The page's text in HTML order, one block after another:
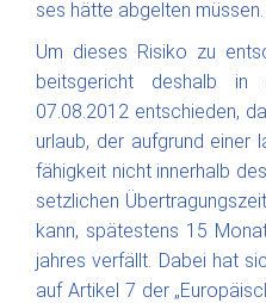
ses hät­te ab­gel­ten müs­sen.
Um die­ses Ri­si­ko zu
beits­ge­richt deshalb in
07.08.2012 ent­schie­den,
ur­laub, der auf­grund ei­ner
fä­hig­keit nicht in­ner­halb
setz­li­chen
kann, spä­tes­tens 15
jah­res ver­fällt. Da­bei hat
auf Ar­ti­kel 7 der